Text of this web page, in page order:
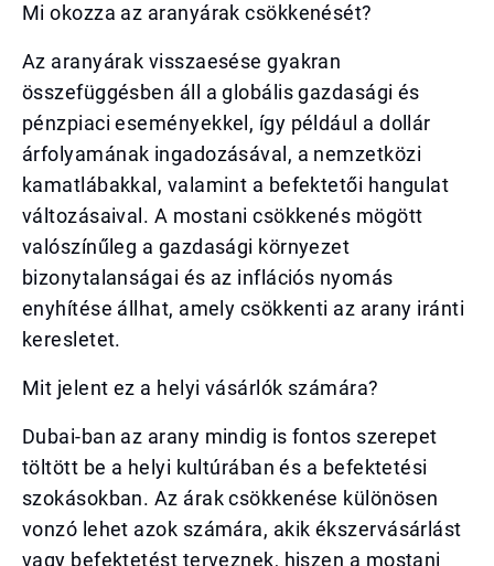
Mi okozza az aranyárak csökkenését?
Az aranyárak visszaesése gyakran
összefüggésben áll a globális gazdasági és
pénzpiaci eseményekkel, így például a dollár
árfolyamának ingadozásával, a nemzetközi
kamatlábakkal, valamint a befektetői hangulat
változásaival. A mostani csökkenés mögött
valószínűleg a gazdasági környezet
bizonytalanságai és az inflációs nyomás
enyhítése állhat, amely csökkenti az arany iránti
keresletet.
Mit jelent ez a helyi vásárlók számára?
Dubai-ban az arany mindig is fontos szerepet
töltött be a helyi kultúrában és a befektetési
szokásokban. Az árak csökkenése különösen
vonzó lehet azok számára, akik ékszervásárlást
vagy befektetést terveznek, hiszen a mostani